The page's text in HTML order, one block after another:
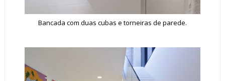
Bancada com duas cubas e torneiras de parede.